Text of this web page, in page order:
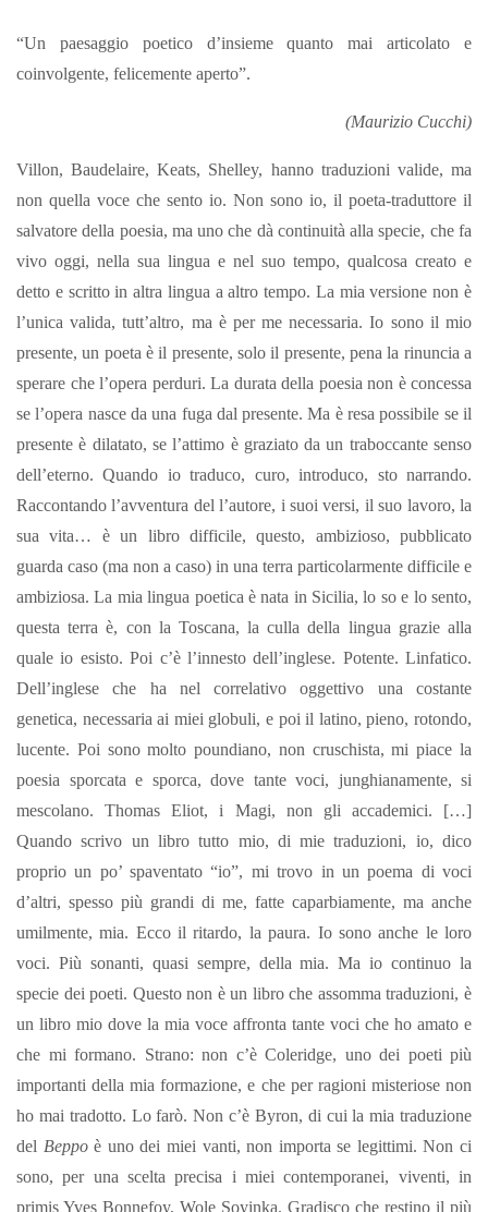
“Un paesaggio poetico d’insieme quanto mai articolato e
coinvolgente, felicemente aperto”.
(Maurizio Cucchi)
Villon, Baudelaire, Keats, Shelley, hanno traduzioni valide, ma
non quella voce che sento io. Non sono io, il poeta-traduttore il
salvatore della poesia, ma uno che dà continuità alla specie, che fa
vivo oggi, nella sua lingua e nel suo tempo, qualcosa creato e
detto e scritto in altra lingua a altro tempo. La mia versione non è
l’unica valida, tutt’altro, ma è per me necessaria. Io sono il mio
presente, un poeta è il presente, solo il presente, pena la rinuncia a
sperare che l’opera perduri. La durata della poesia non è concessa
se l’opera nasce da una fuga dal presente. Ma è resa possibile se il
presente è dilatato, se l’attimo è graziato da un traboccante senso
dell’eterno. Quando io traduco, curo, introduco, sto narrando.
Raccontando l’avventura del l’autore, i suoi versi, il suo lavoro, la
sua vita… è un libro difficile, questo, ambizioso, pubblicato
guarda caso (ma non a caso) in una terra particolarmente difficile e
ambiziosa. La mia lingua poetica è nata in Sicilia, lo so e lo sento,
questa terra è, con la Toscana, la culla della lingua grazie alla
quale io esisto. Poi c’è l’innesto dell’inglese. Potente. Linfatico.
Dell’inglese che ha nel correlativo oggettivo una costante
genetica, necessaria ai miei globuli, e poi il latino, pieno, rotondo,
lucente. Poi sono molto poundiano, non cruschista, mi piace la
poesia sporcata e sporca, dove tante voci, junghianamente, si
mescolano. Thomas Eliot, i Magi, non gli accademici. […]
Quando scrivo un libro tutto mio, di mie traduzioni, io, dico
proprio un po’ spaventato “io”, mi trovo in un poema di voci
d’altri, spesso più grandi di me, fatte caparbiamente, ma anche
umilmente, mia. Ecco il ritardo, la paura. Io sono anche le loro
voci. Più sonanti, quasi sempre, della mia. Ma io continuo la
specie dei poeti. Questo non è un libro che assomma traduzioni, è
un libro mio dove la mia voce affronta tante voci che ho amato e
che mi formano. Strano: non c’è Coleridge, uno dei poeti più
importanti della mia formazione, e che per ragioni misteriose non
ho mai tradotto. Lo farò. Non c’è Byron, di cui la mia traduzione
del Beppoè uno dei miei vanti, non importa se legittimi. Non ci
sono, per una scelta precisa i miei contemporanei, viventi, in
primis Yves Bonnefoy, Wole Soyinka. Gradisco che restino il più